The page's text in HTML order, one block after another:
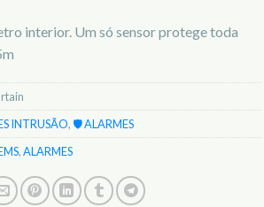
interior. Um só sensor protege toda
INTRUSÃO, 🛡️ ALARMES
,ALARMES